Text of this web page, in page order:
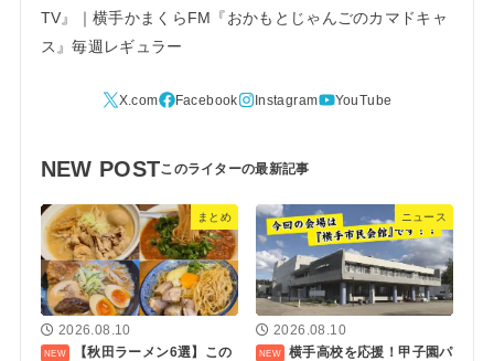
TV』｜横手かまくらFM『おかもとじゃんごのカマドキャ
ス』毎週レギュラー
NEW POST
まとめ
2026.08.10
【秋田ラーメン6選】この
ニュース
2026.08.10
横手高校を応援！甲子園パ